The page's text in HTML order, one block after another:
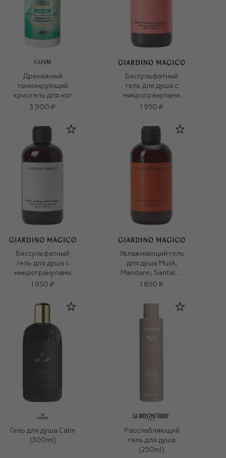
GUAM
Дренажный
тонизирующий
криогель для ног
(100ml)
3 900 ₽
Бессульфатный
гель для душа с
микрогранулами
кремния Peach,
1 950 ₽
Бессульфатный
гель для душа с
микрогранулами
кремния Tonka,
(250ml)
1 950 ₽
Увлажняющий гель
для душа Musk,
Mandarin, Santal, …
(250ml)
1 850 ₽
Гель для душа Calm
(300ml)
Расслабляющий
гель для душа
(250ml)